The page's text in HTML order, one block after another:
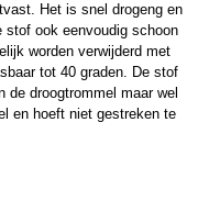
Het is snel drogeng en
stof ook eenvoudig schoon
worden verwijderd met
tot 40 graden. De stof
de droogtrommel maar wel
en hoeft niet gestreken te